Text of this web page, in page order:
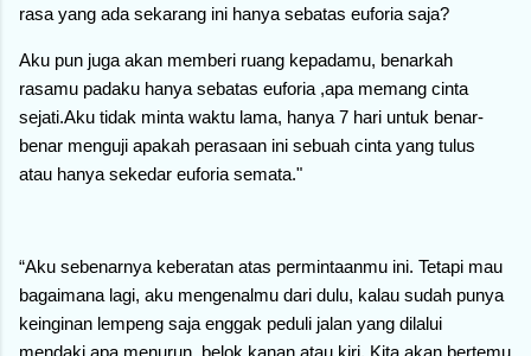
rasa yang ada sekarang ini hanya sebatas euforia saja?
Aku pun juga akan memberi ruang kepadamu, benarkah
rasamu padaku hanya sebatas euforia ,apa memang cinta
sejati.Aku tidak minta waktu lama, hanya 7 hari untuk benar-
benar menguji apakah perasaan ini sebuah cinta yang tulus
atau hanya sekedar euforia semata."
“Aku sebenarnya keberatan atas permintaanmu ini. Tetapi mau
bagaimana lagi, aku mengenalmu dari dulu, kalau sudah punya
keinginan lempeng saja enggak peduli jalan yang dilalui
mendaki apa menurun belok kanan atau kiri. Kita akan bertemu